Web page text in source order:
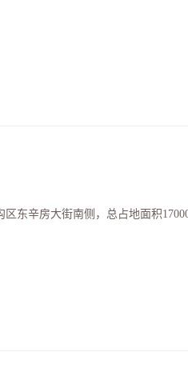
东辛房大街南侧，总占地面积